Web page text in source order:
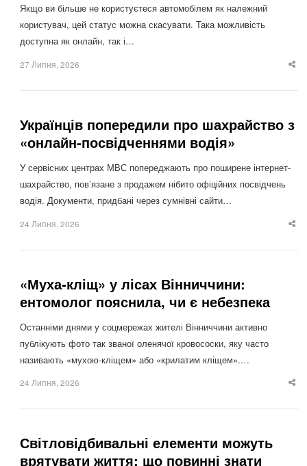
Якщо ви більше не користуєтеся автомобілем як належний
користувач, цей статус можна скасувати. Така можливість
доступна як онлайн, так і…
27 Липня, 2026
Українців попередили про шахрайство з
«онлайн-посвідченнями водія»
У сервісних центрах МВС попереджають про поширене інтернет-
шахрайство, пов’язане з продажем нібито офіційних посвідчень
водія. Документи, придбані через сумнівні сайти…
24 Липня, 2026
«Муха-кліщ» у лісах Вінниччини:
ентомолог пояснила, чи є небезпека
Останніми днями у соцмережах жителі Вінниччини активно
публікують фото так званої оленячої кровососки, яку часто
називають «мухою-кліщем» або «крилатим кліщем».…
24 Липня, 2026
Світловідбивальні елементи можуть
врятувати життя: що повинні знати